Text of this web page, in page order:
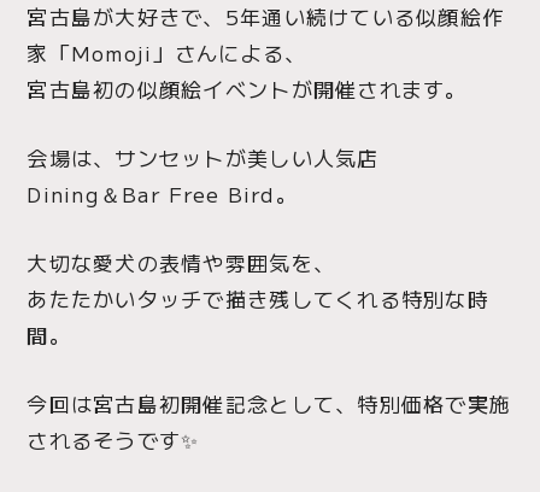
宮古島が大好きで、5年通い続けている似顔絵作
家「Momoji」さんによる、
宮古島初の似顔絵イベントが開催されます。
会場は、サンセットが美しい人気店
Dining＆Bar Free Bird。
大切な愛犬の表情や雰囲気を、
あたたかいタッチで描き残してくれる特別な時
間。
今回は宮古島初開催記念として、特別価格で実施
されるそうです✨